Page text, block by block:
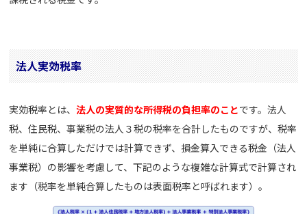
法人実効税率
実効税率とは、法人の実質的な所得税の負担率のことです。法人
税、住民税、事業税の法人３税の税率を合計したものですが、税率
を単純に合算しただけでは計算できず、損金算入できる税金（法人
事業税）の影響を考慮して、下記のような複雑な計算式で計算され
ます（税率を単純合算したものは表面税率と呼ばれます）。